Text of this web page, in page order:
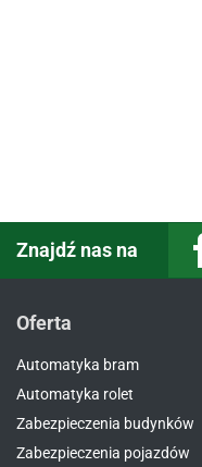
Znajdź nas na
Oferta
Automatyka bram
Automatyka rolet
Zabezpieczenia budynków
Zabezpieczenia pojazdów